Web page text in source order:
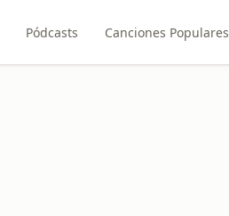
Pódcasts Canciones Populares